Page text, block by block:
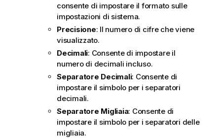
consente di impostare il formato sulle
impostazioni di sistema.
Precisione: Il numero di cifre che viene
visualizzato.
Decimali: Consente di impostare il
numero di decimali incluso.
Separatore Decimali: Consente di
impostare il simbolo per i separatori
decimali.
Separatore Migliaia: Consente di
impostare il simbolo per i separatori delle
migliaia.